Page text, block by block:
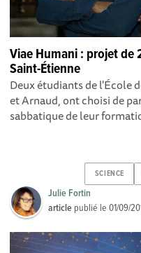
Viae Humani : projet de
Saint-Étienne
Deux étudiants de l'École
et Arnaud, ont choisi de
sabbatique de leur
SCIENCE
Julie Fortin
article publié le01/09/